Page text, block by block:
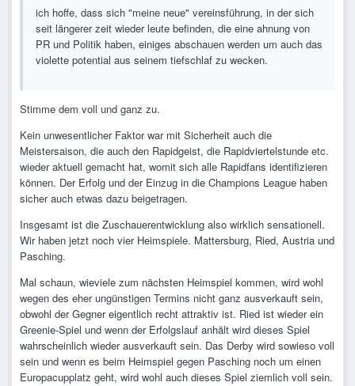
ich hoffe, dass sich "meine neue" vereinsführung, in der sich
seit längerer zeit wieder leute befinden, die eine ahnung von
PR und Politik haben, einiges abschauen werden um auch das
violette potential aus seinem tiefschlaf zu wecken.
Stimme dem voll und ganz zu.
Kein unwesentlicher Faktor war mit Sicherheit auch die
Meistersaison, die auch den Rapidgeist, die Rapidviertelstunde etc.
wieder aktuell gemacht hat, womit sich alle Rapidfans identifizieren
können. Der Erfolg und der Einzug in die Champions League haben
sicher auch etwas dazu beigetragen.
Insgesamt ist die Zuschauerentwicklung also wirklich sensationell.
Wir haben jetzt noch vier Heimspiele. Mattersburg, Ried, Austria und
Pasching.
Mal schaun, wieviele zum nächsten Heimspiel kommen, wird wohl
wegen des eher ungünstigen Termins nicht ganz ausverkauft sein,
obwohl der Gegner eigentlich recht attraktiv ist. Ried ist wieder ein
Greenie-Spiel und wenn der Erfolgslauf anhält wird dieses Spiel
wahrscheinlich wieder ausverkauft sein. Das Derby wird sowieso voll
sein und wenn es beim Heimspiel gegen Pasching noch um einen
Europacupplatz geht, wird wohl auch dieses Spiel ziemlich voll sein.